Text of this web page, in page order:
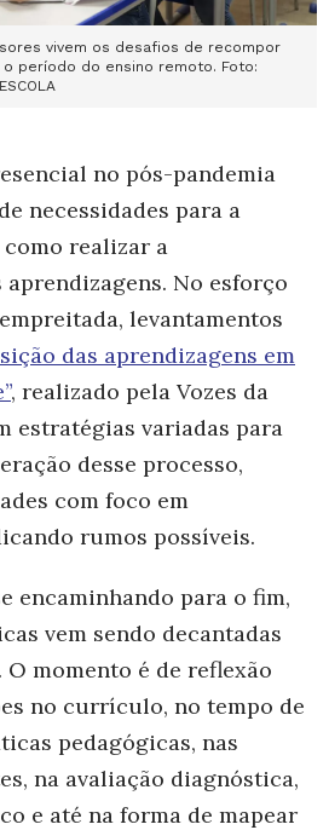
vivem os desafios de recompor
o período do ensino remoto. Foto:
no pós-pandemia
necessidades para a
realizar a
No esforço
levantamentos
das aprendizagens em
, realizado pela Vozes da
estratégias variadas para
desse processo,
com foco em
rumos possíveis.
encaminhando para o fim,
vem sendo decantadas
momento é de reflexão
no currículo, no tempo de
pedagógicas, nas
na avaliação diagnóstica,
e até na forma de mapear